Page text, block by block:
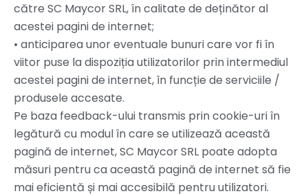
către SC Maycor SRL, în calitate de deținător al
acestei pagini de internet;
• anticiparea unor eventuale bunuri care vor fi în
viitor puse la dispoziția utilizatorilor prin intermediul
acestei pagini de internet, în funcție de serviciile /
produsele accesate.
Pe baza feedback-ului transmis prin cookie-uri în
legătură cu modul în care se utilizează această
pagină de internet, SC Maycor SRL poate adopta
măsuri pentru ca această pagină de internet să fie
mai eficientă și mai accesibilă pentru utilizatori.